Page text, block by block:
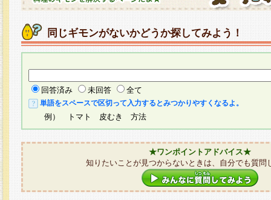
同じギモンがないかどうか探してみよう！
回答済み 未回答 全て
単語をスペースで区切って入力するとみつかりやすくなるよ。
例） トマト 皮むき 方法
★ワンポイントアドバイス★
知りたいことが見つからないときは、自分でも質問